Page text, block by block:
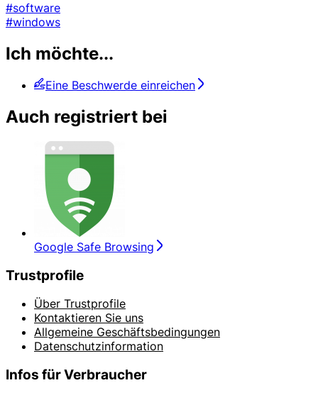
#software
#windows
Ich möchte...
Eine Beschwerde einreichen
Auch registriert bei
Google Safe Browsing
Trustprofile
Über Trustprofile
Kontaktieren Sie uns
Allgemeine Geschäftsbedingungen
Datenschutzinformation
Infos für Verbraucher